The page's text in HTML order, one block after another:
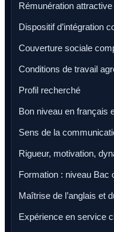
Rémunération
Dispositif d’intégration
Couverture sociale
Conditions de travail
Profil recherché
Bon niveau en français
Sens de la
Rigueur, motivation,
Formation : niveau Bac
Maîtrise de l’anglais et
Expérience en service